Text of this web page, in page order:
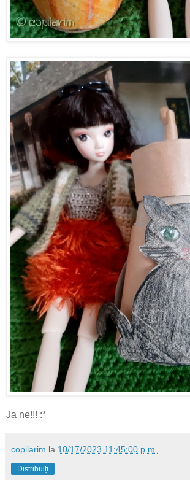
Ja ne!!! :*
copilarim la 10/17/2023 11:45:00 p.m.
Distribuiți